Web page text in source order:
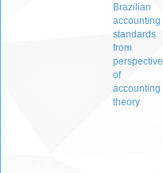
Brazilian
accounting
standards
from
perspective
of
accounting
theory